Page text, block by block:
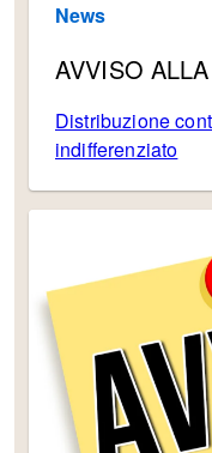
News
AVVISO
Distribuzione
indifferenziato